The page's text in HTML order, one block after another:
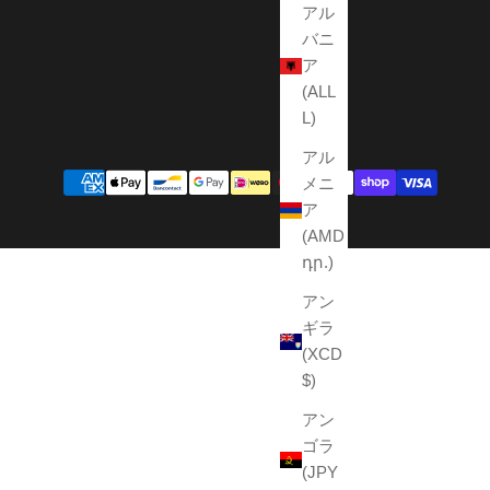
アル
バニ
ア
(ALL
L)
アル
メニ
ア
(AMD
դր.)
アン
ギラ
(XCD
$)
アン
ゴラ
(JPY